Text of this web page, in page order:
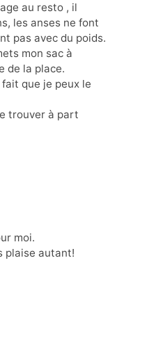
au resto , il
les anses ne font
pas avec du poids.
mon sac à
de la place.
que je peux le
trouver à part
moi.
plaise autant!